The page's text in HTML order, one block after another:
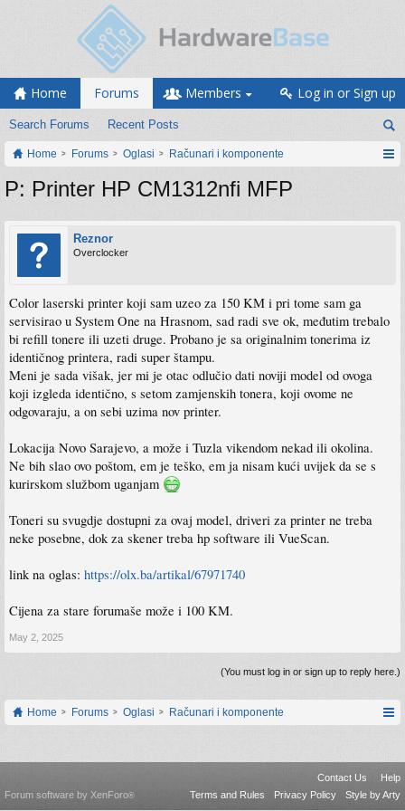
Home Forums
Search Forums Recent Posts
Members Log in or Sign up
Home Forums Oglasi Računari i komponente
P: Printer HP CM1312nfi MFP
Reznor
Overclocker
Color laserski printer koji sam uzeo za 150 KM i pri tome sam ga
servisirao u System One na Hrasnom, sad radi sve ok, međutim trebalo
bi refill tonere ili uzeti druge. Probano je sa originalnim tonerima iz
identičnog printera, radi super štampu.
Meni je sada višak, jer mi je otac odlučio dati noviji model od ovoga
koji izgleda identično, s setom zamjenskih tonera, koji ovome ne
odgovaraju, a on sebi uzima nov printer.
Lokacija Novo Sarajevo, a može i Tuzla vikendom nekad ili okolina.
Ne bih slao ovo poštom, em je teško, em ja nisam kući uvijek da se s
kurirskom službom uganjam
Toneri su svugdje dostupni za ovaj model, driveri za printer ne treba
neke posebne, dok za skener treba hp software ili VueScan.
link na oglas: https://olx.ba/artikal/67971740
Cijena za stare forumaše može i 100 KM.
May 2, 2025
(You must log in or sign up to reply here.)
Home Forums Oglasi Računari i komponente
Contact Us
Help
Terms and Rules
Privacy Policy Style by Arty
Forum software by XenForo®